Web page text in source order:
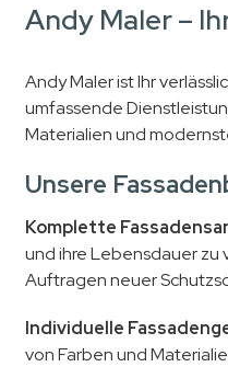
Andy Maler –
Andy Maler ist Ihr
umfassende
Materialien und
Unsere
Komplette
und ihre Lebensdauer zu
Auftragen neuer
Individuelle
von Farben und